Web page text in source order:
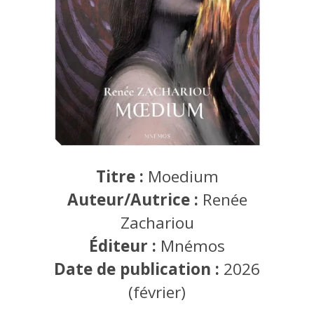
Titre : Moedium
Auteur/Autrice : Renée
Zachariou
Éditeur : Mnémos
Date de publication : 2026
(février)